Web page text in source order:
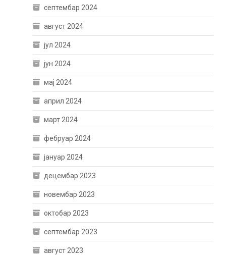
септембар 2024
август 2024
јул 2024
јун 2024
мај 2024
април 2024
март 2024
фебруар 2024
јануар 2024
децембар 2023
новембар 2023
октобар 2023
септембар 2023
август 2023